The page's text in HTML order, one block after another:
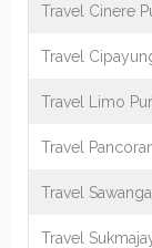
Travel Cinere
Travel
Travel Limo
Travel
Travel
Travel